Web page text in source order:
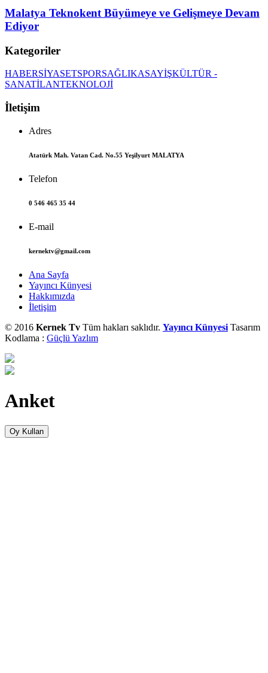
Malatya Teknokent Büyümeye ve Gelişmeye Devam
Ediyor
Kategoriler
HABERSİYASETSPORSAĞLIKASAYİŞKÜLTÜR -
SANATİLANTEKNOLOJİ
İletişim
Adres
Atatürk Mah. Vatan Cad. No.55 Yeşilyurt MALATYA
Telefon
0 546 465 35 44
E-mail
kernektv@gmail.com
Ana Sayfa
Yayıncı Künyesi
Hakkımızda
İletişim
© 2016 Kernek Tv Tüm hakları saklıdır. Yayıncı Künyesi Tasarım
Kodlama : Güçlü Yazlım
Anket